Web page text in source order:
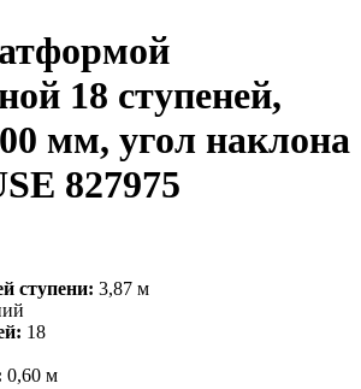
18 ступеней,
мм, угол наклона
827975
ступени: 3,87 м
18
0,60 м